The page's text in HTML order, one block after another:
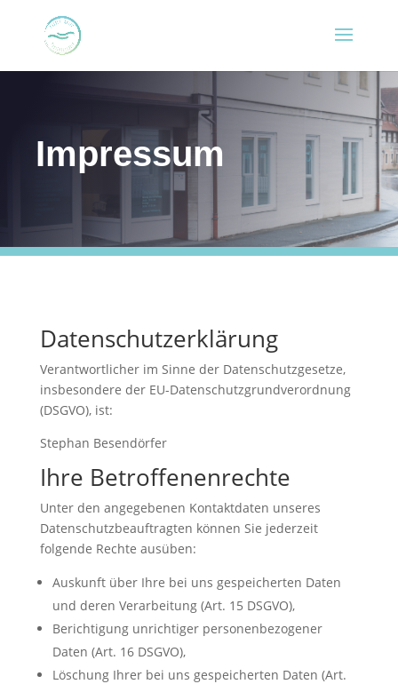
Impressum
Datenschutzerklärung
Verantwortlicher im Sinne der Datenschutzgesetze,
insbesondere der EU-Datenschutzgrundverordnung
(DSGVO), ist:
Stephan Besendörfer
Ihre Betroffenenrechte
Unter den angegebenen Kontaktdaten unseres
Datenschutzbeauftragten können Sie jederzeit
folgende Rechte ausüben:
Auskunft über Ihre bei uns gespeicherten Daten
und deren Verarbeitung (Art. 15 DSGVO),
Berichtigung unrichtiger personenbezogener
Daten (Art. 16 DSGVO),
Löschung Ihrer bei uns gespeicherten Daten (Art.